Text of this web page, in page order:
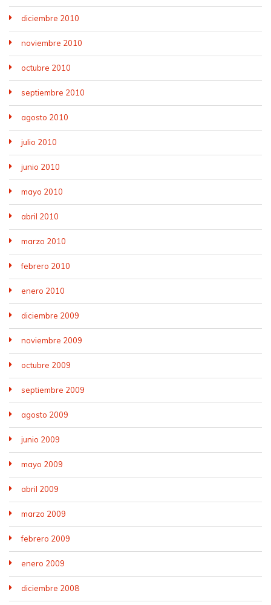
diciembre 2010
noviembre 2010
octubre 2010
septiembre 2010
agosto 2010
julio 2010
junio 2010
mayo 2010
abril 2010
marzo 2010
febrero 2010
enero 2010
diciembre 2009
noviembre 2009
octubre 2009
septiembre 2009
agosto 2009
junio 2009
mayo 2009
abril 2009
marzo 2009
febrero 2009
enero 2009
diciembre 2008